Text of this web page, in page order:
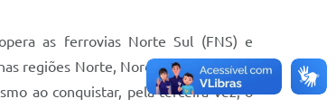
as ferrovias Norte Sul (FNS) e
regiões Norte, Nordeste, Sudeste e
ao conquistar, pela terceira vez, o